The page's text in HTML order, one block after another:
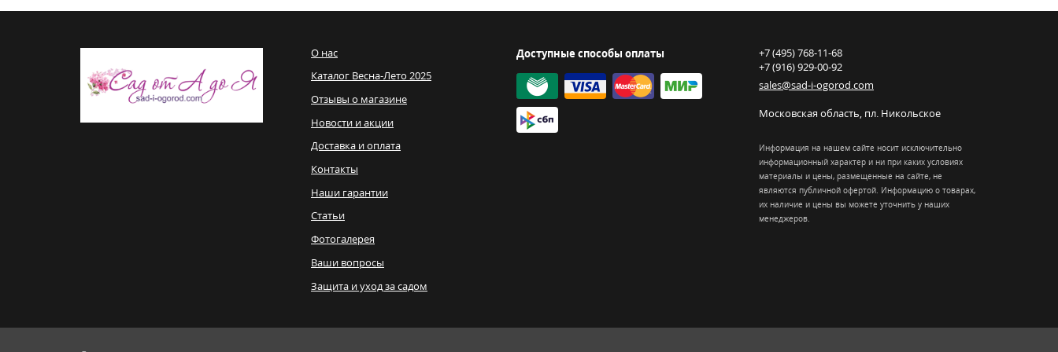
О нас
Каталог Весна-Лето 2025
Отзывы о магазине
Новости и акции
Доставка и оплата
Контакты
Наши гарантии
Статьи
Фотогалерея
Ваши вопросы
Защита и уход за садом
Доступные способы оплаты
+7 (495) 768-11-68
+7 (916) 929-00-92
sales@sad-i-ogorod.com
Московская область пл. Никольcкое
Информация на нашем сайте носит исключительно
информационный характер и ни при каких условиях
материалы и цены, размещенные на сайте, не
являются публичной офертой. Информацию о товарах,
их наличие и цены вы можете уточнить у наших
менеджеров.